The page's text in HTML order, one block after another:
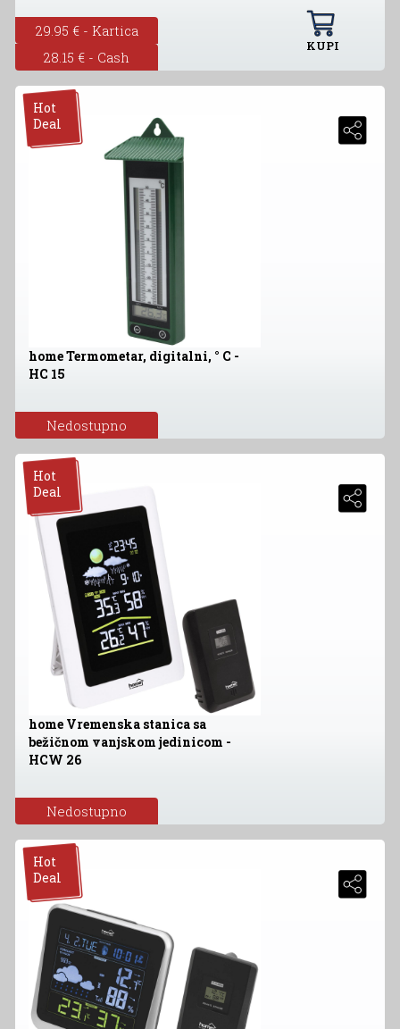
29.95 € - Kartica
28.15 € - Cash
KUPI
Hot
Deal
home Termometar, digitalni, ° C -
HC 15
Nedostupno
Hot
Deal
home Vremenska stanica sa
bežičnom vanjskom jedinicom -
HCW 26
Nedostupno
Hot
Deal